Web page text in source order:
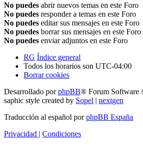
No puedes abrir nuevos temas en este Foro
No puedes responder a temas en este Foro
No puedes editar sus mensajes en este Foro
No puedes borrar sus mensajes en este Foro
No puedes enviar adjuntos en este Foro
RG Índice general
Todos los horarios son UTC-04:00
Borrar cookies
Desarrollado porphpBB® Forum Software
saphic style created by Sopel | nextgen
Traducción al español porphpBB España
Privacidad | Condiciones